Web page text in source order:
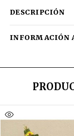
DESCRIPCIÓN
INFORMACIÓN